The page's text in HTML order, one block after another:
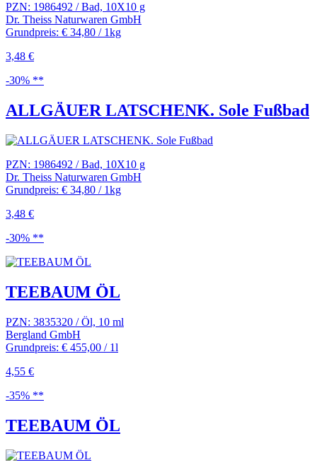
PZN: 1986492 / Bad, 10X10 g
Dr. Theiss Naturwaren GmbH
Grundpreis: € 34,80 / 1kg
3,48 €
-30% **
ALLGÄUER LATSCHENK. Sole Fußbad
PZN: 1986492 / Bad, 10X10 g
Dr. Theiss Naturwaren GmbH
Grundpreis: € 34,80 / 1kg
3,48 €
-30% **
TEEBAUM ÖL
PZN: 3835320 / Öl, 10 ml
Bergland GmbH
Grundpreis: € 455,00 / 1l
4,55 €
-35% **
TEEBAUM ÖL